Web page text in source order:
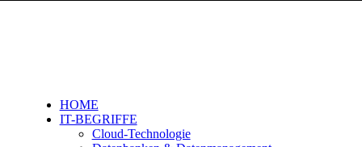
HOME
IT-BEGRIFFE
Cloud-Technologie